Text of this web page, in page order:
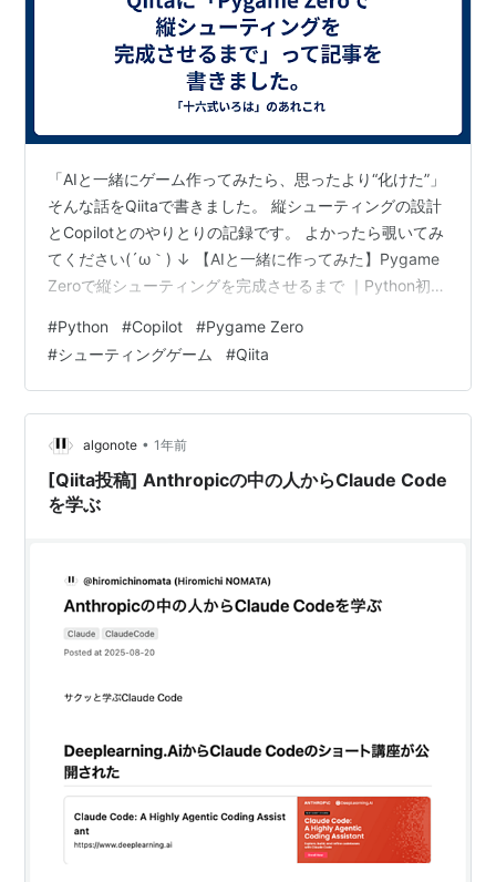
「AIと一緒にゲーム作ってみたら、思ったより“化けた”」
そんな話をQiitaで書きました。 縦シューティングの設計
とCopilotとのやりとりの記録です。 よかったら覗いてみ
てください(´ω｀) ↓ 【AIと一緒に作ってみた】Pygame
Zeroで縦シューティングを完成させるまで ｜Python初心
- Qiita https://qiita.com/168-
sueyoshi/items/39cf9225a0e351373d54
#Python #Copilot #Pygame Zero
#シューティングゲーム #Qiita
algonote • 1年前
[Qiita投稿] Anthropicの中の人からClaude Code
を学ぶ